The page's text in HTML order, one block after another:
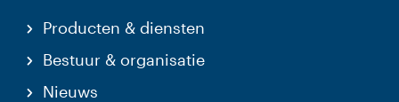
Producten & diensten
Bestuur & organisatie
Nieuws